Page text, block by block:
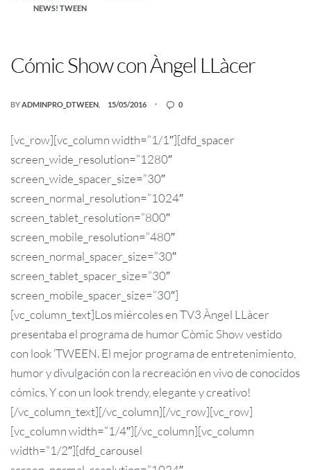
NEWS! TWEEN
Cómic Show con Àngel LLàcer
BYADMINPRO_DTWEEN 15/05/2016 0
[vc_row][vc_column width=”1/1″][dfd_spacer
screen_wide_resolution=”1280″
screen_wide_spacer_size=”30″
screen_normal_resolution=”1024″
screen_tablet_resolution=”800″
screen_mobile_resolution=”480″
screen_normal_spacer_size=”30″
screen_tablet_spacer_size=”30″
screen_mobile_spacer_size=”30″]
[vc_column_text]Los miércoles en TV3 Àngel LLàcer
presentaba el programa de humor Còmic Show vestido
con look ‘TWEEN. El mejor programa de entretenimiento,
humor y divulgación con la recreación en vivo de conocidos
cómics. Y con un look trendy, elegante y creativo!
[/vc_column_text][/vc_column][/vc_row][vc_row]
[vc_column width=”1/4″][/vc_column][vc_column
width=”1/2″][dfd_carousel